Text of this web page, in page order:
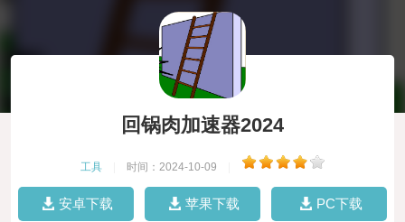
回锅肉加速器2024
工具 时间：2024-10-09
安卓下载 苹果下载 PC下载